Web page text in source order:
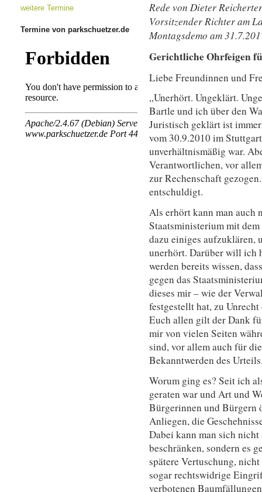
Rede von Dieter
Vorsitzender Richter am
Montagsdemo am
Gerichtliche Ohrfeigen
Liebe Freundinnen und
„Unerhört. Ungeklärt.
Bartle und ich über den
Juristisch geklärt ist
vom 30.9.2010 im
unverhältnismäßig war.
Verantwortlichen, vor
zur Rechenschaft
entschuldigt.
Als erhört kann man auch
Staatsministerium mit
dazu einiges aufzuklären,
unerhört. Darüber will ich
werden bereits wissen,
gegen das
dieses mir – wie der
festgestellt hat, zu
Euch allen gilt der Dank
mir von vielen Seiten
sind, vor allem auch für
Bekanntwerden des
Worum ging es? Seit ich
geraten war und Art und
Bürgerinnen und
Anliegen, die
Dabei kann man sich
beschränken, sondern es
spätere Vertuschung,
sogar rechtswidrige
verbotenen
weitere Termine
Termine von parkschuetzer.de